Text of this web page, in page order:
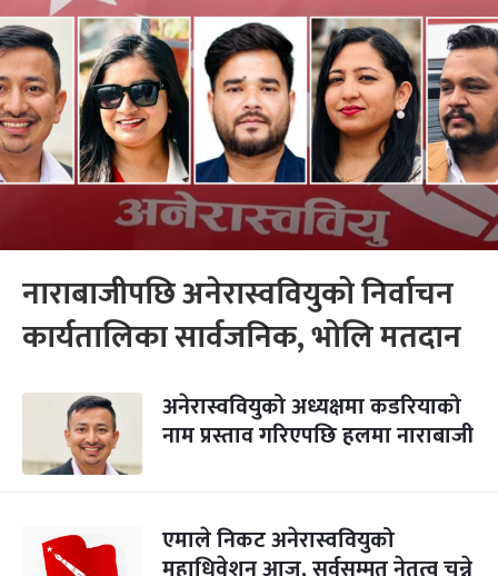
नाराबाजीपछि अनेरास्ववियुको निर्वाचन
कार्यतालिका सार्वजनिक, भोलि मतदान
अनेरास्ववियुको अध्यक्षमा कडरियाको
नाम प्रस्ताव गरिएपछि हलमा नाराबाजी
एमाले निकट अनेरास्ववियुको